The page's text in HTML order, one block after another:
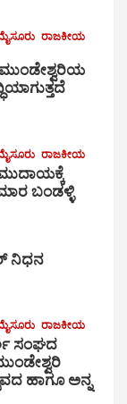
ರಾಜಕೀಯ
ರಾಜಕೀಯ
ಬಂಡಳ್ಳಿ
ನಿಧನ
ರಾಜಕೀಯ
ಸಂಘದ
ಹಾಗೂ ಅನ್ನ